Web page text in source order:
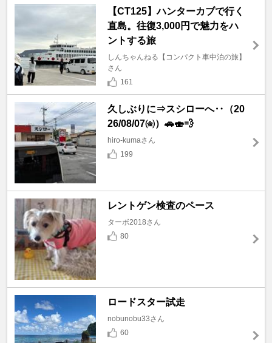
【CT125】ハンターカブで行く
直島。往復3,000円で魅力をハ
ントする旅
しんちゃんねる【コンパクト車中泊の旅】
さん
161
久しぶりに⇒スシローへ‥（20
26/08/07㈮）🚗🍣💨
hiro-kumaさん
199
レントゲン検査のペース
ターボ2018さん
80
ロードスター試走
nobunobu33さん
60